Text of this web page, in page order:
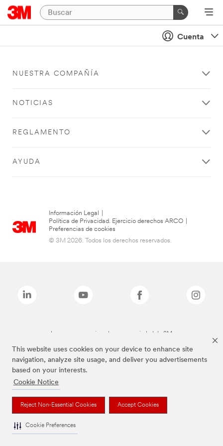
This website uses cookies on your device to enhance site
navigation, analyze site usage, and deliver you advertisements
based on your interests.
Cookie Notice
Reject Non-Essential Cookies Accept Cookies
Cookie Preferences
Cuenta
NUESTRA COMPAÑÍA
NOTICIAS
REGLAMENTO
AYUDA
Información Legal
Política de Privacidad. Ejercicio derechos ARCO
Preferencias de cookies
© 3M 2026. Todos los derechos reservados.
Las marcas mencionadas son propiedad de 3M